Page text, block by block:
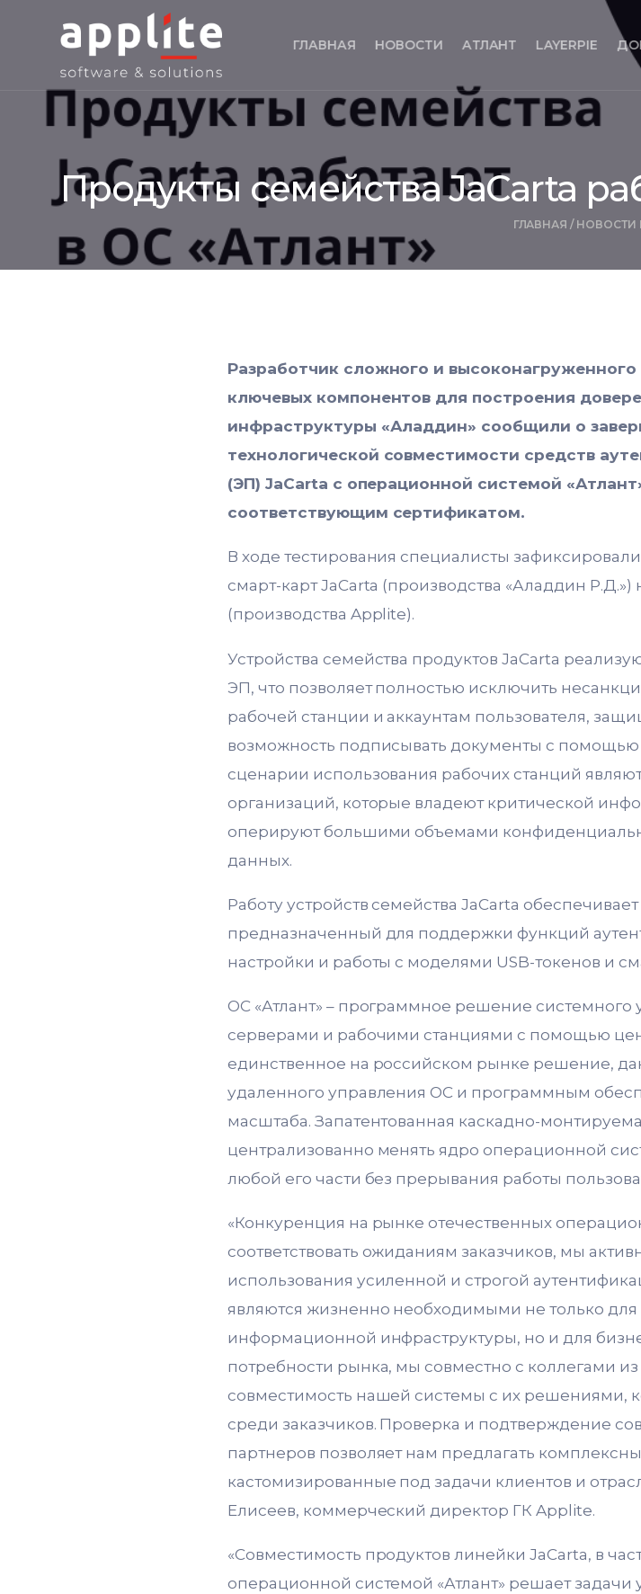
ГЛАВНАЯ НОВОСТИ АТЛАНТ LAYERPIE
Продукты семейства JaCarta
ГЛАВНАЯ / НОВОСТИ
Разработчик сложного и
ключевых компонентов для построения
инфраструктуры «Аладдин» сообщили о
технологической совместимости средств
(ЭП) JaCarta c операционной системой
соответствующим сертификатом.
В ходе тестирования специалисты
смарт-карт JaCarta (производства «Аладдин
(производства Applite).
Устройства семейства продуктов JaCarta
ЭП, что позволяет полностью исключить
рабочей станции и аккаунтам пользователя,
возможность подписывать документы с
сценарии использования рабочих станций
организаций, которые владеют критической
оперируют большими объемами
данных.
Работу устройств семейства JaCarta
предназначенный для поддержки функций
настройки и работы с моделями USB-токенов и
ОС «Атлант» – программное решение системного
серверами и рабочими станциями с помощью
единственное на российском рынке решение,
удаленного управления ОС и программным
масштаба. Запатентованная каскадно-
централизованно менять ядро операционной
любой его части без прерывания работы
«Конкуренция на рынке отечественных
соответствовать ожиданиям заказчиков, мы
использования усиленной и строгой
являются жизненно необходимыми не только для
информационной инфраструктуры, но и для
потребности рынка, мы совместно с коллегами
совместимость нашей системы с их решениями,
среди заказчиков. Проверка и подтверждение
партнеров позволяет нам предлагать
кастомизированные под задачи клиентов и
Елисеев, коммерческий директор ГК Applite.
«Совместимость продуктов линейки JaCarta, в
операционной системой «Атлант» решает задачи